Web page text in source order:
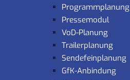
Programmplanung
Pressemodul
VoD-Planung
Trailerplanung
Sendefeinplanung
GfK-Anbindung